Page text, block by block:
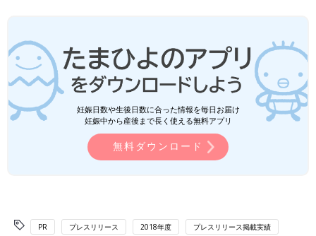
妊娠日数や生後日数に合った情報を毎日お届け
妊娠中から産後まで長く使える無料アプリ
無料ダウンロード
PR プレスリリース 2018年度 プレスリリース掲載実績